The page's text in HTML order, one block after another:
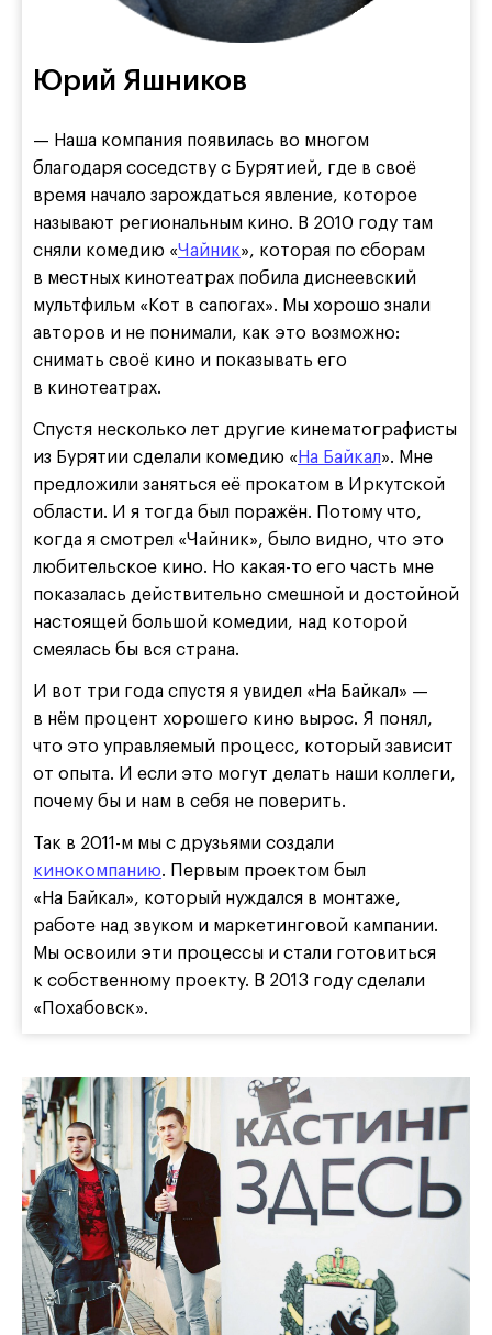
Юрий Яшников
— Наша компания появилась во многом
благодаря соседству с Бурятией, где в своё
время начало зарождаться явление, которое
называют региональным кино. В 2010 году там
сняли комедию «Чайник», которая по сборам
в местных кинотеатрах побила диснеевский
мультфильм «Кот в сапогах». Мы хорошо знали
авторов и не понимали, как это возможно:
снимать своё кино и показывать его
в кинотеатрах.
Спустя несколько лет другие кинематографисты
из Бурятии сделали комедию « На Байкал». Мне
предложили заняться её прокатом в Иркутской
области. И я тогда был поражён. Потому что,
когда я смотрел «Чайник», было видно, что это
любительское кино. Но какая-то его часть мне
показалась действительно смешной и достойной
настоящей большой комедии, над которой
смеялась бы вся страна.
И вот три года спустя я увидел «На Байкал» —
в нём процент хорошего кино вырос. Я понял,
что это управляемый процесс, который зависит
от опыта. И если это могут делать наши коллеги,
почему бы и нам в себя не поверить.
Так в 2011-м мы с друзьями создали
кинокомпанию. Первым проектом был
«На Байкал», который нуждался в монтаже,
работе над звуком и маркетинговой кампании.
Мы освоили эти процессы и стали готовиться
к собственному проекту. В 2013 году сделали
«Похабовск».